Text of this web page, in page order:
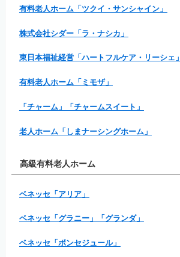
有料老人ホーム「ツクイ・サンシャイン」
株式会社シダー「ラ・ナシカ」
東日本福祉経営「ハートフルケア・リーシェ」
有料老人ホーム「ミモザ」
「チャーム」「チャームスイート」
老人ホーム「しまナーシングホーム」
高級有料老人ホーム
ベネッセ「アリア」
ベネッセ「グラニー」「グランダ」
ベネッセ「ボンセジュール」